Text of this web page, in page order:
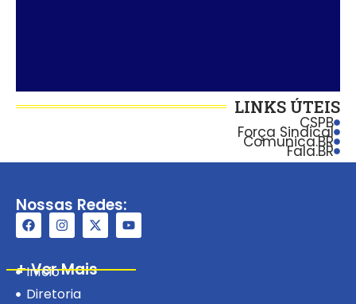
LINKS ÚTEIS
CSPB
Força Sindical
Comunica.BR
Fala.BR
Nossas Redes:
+ Ver Mais
Início
Diretoria